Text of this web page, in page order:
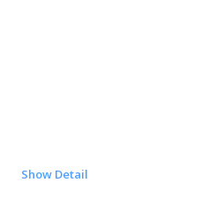
Show Detail